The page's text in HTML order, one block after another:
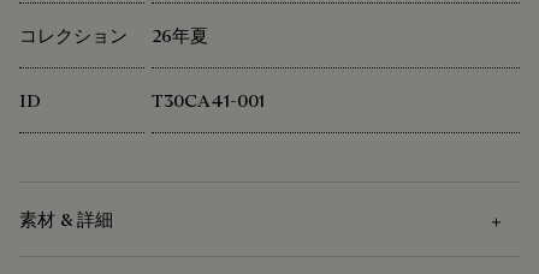
コレクション 26年夏
ID T30CA41-001
素材 & 詳細